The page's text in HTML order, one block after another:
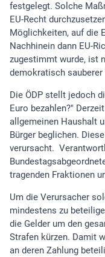
festgelegt. Solche
EU-Recht
Möglichkeiten, auf die
Nachhinein dann EU-
zugestimmt wurde, ist
demokratisch sauberer
Die ÖDP stellt jedoch
Euro bezahlen?"
allgemeinen Haushalt
Bürger beglichen.
verursacht.
tragenden Fraktionen
Um die Verursacher
mindestens zu
die Gelder um den
Strafen kürzen. Damit
an deren Zahlung